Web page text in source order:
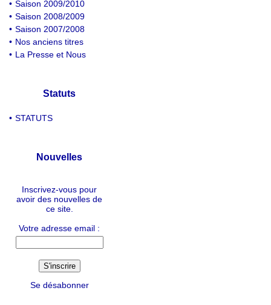
• Saison 2009/2010
• Saison 2008/2009
• Saison 2007/2008
• Nos anciens titres
• La Presse et Nous
Statuts
• STATUTS
Nouvelles
Inscrivez-vous pour
avoir des nouvelles de
ce site.
Votre adresse email :
Se désabonner